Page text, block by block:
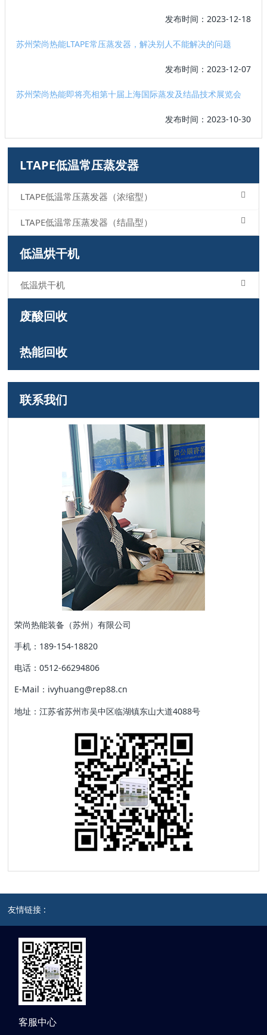
发布时间：2023-12-18
苏州荣尚热能LTAPE常压蒸发器，解决别人不能解决的问题
发布时间：2023-12-07
苏州荣尚热能即将亮相第十届上海国际蒸发及结晶技术展览会
发布时间：2023-10-30
LTAPE低温常压蒸发器
LTAPE低温常压蒸发器（浓缩型）
LTAPE低温常压蒸发器（结晶型）
低温烘干机
低温烘干机
废酸回收
热能回收
联系我们
荣尚热能装备（苏州）有限公司
手机：189-154-18820
电话：0512-66294806
E-Mail：ivyhuang@rep88.cn
地址：江苏省苏州市吴中区临湖镇东山大道4088号
友情链接 :
客服中心